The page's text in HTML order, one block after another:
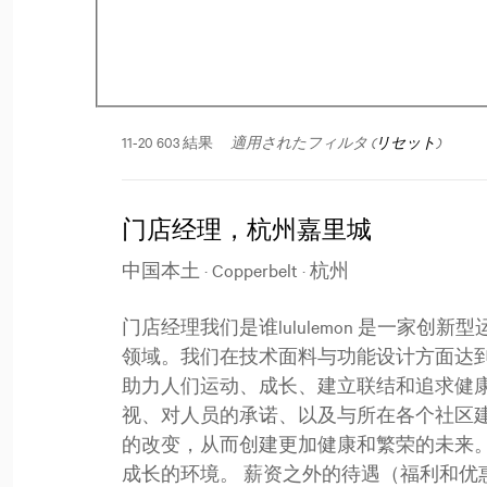
11-20 603 結果 適用されたフィルタ (リセット )
门店经理，杭州嘉里城
中国本土 · Copperbelt · 杭州
门店经理我们是谁lululemon 是一家创新
领域。我们在技术面料与功能设计方面达
助力人们运动、成长、建立联结和追求
视、对人员的承诺、以及与所在各个社区
的改变，从而创建更加健康和繁荣的未
成长的环境。 薪资之外的待遇（福利和优